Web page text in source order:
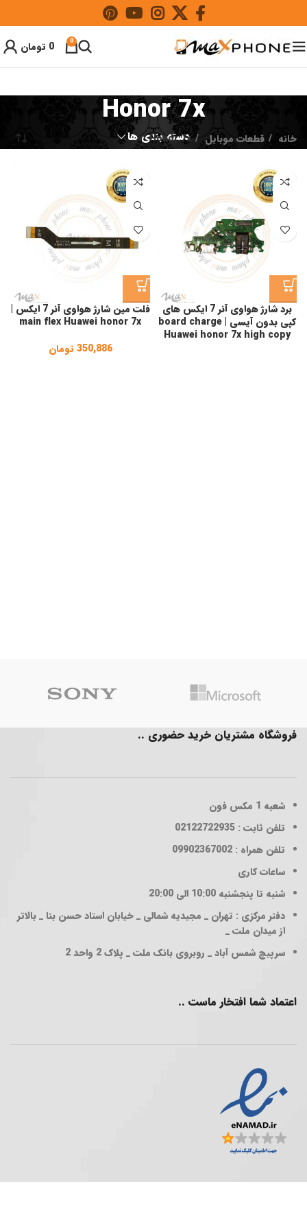
0
0 تومان
Honor 7x
دسته بندی ها خانه قطعات موبایل Honor 7x
برد شارژ هواوی آنر 7 ایکس های
کپی بدون آیسی | board charge
Huawei honor 7x high copy
فلت مین شارژ هواوی آنر 7 ایکس |
main flex Huawei honor 7x
350,886 تومان
فروشگاه مشتریان خرید حضوری ..
شعبه 1
مکس فون
تلفن ثابت : 02122722935
تلفن همراه : 09902367002
ساعات کاری
شنبه تا پنجشنبه 10:00 الی 20:00
دفتر مرکزی : تهران _ مجیدیه شمالی _ خیابان استاد حسن بنا _ بالاتر
از میدان ملت _
سرپیچ شمس آباد _ روبروی بانک ملت _ پلاک 2 واحد 2
اعتماد شما افتخار ماست ..